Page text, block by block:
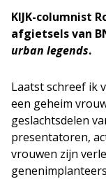
KIJK-columnist
afgietsels van
urban legends.
Laatst schreef ik
een geheim
geslachtsdelen
presentatoren,
vrouwen zijn